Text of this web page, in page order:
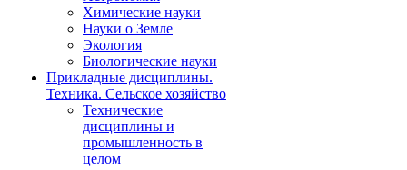
Химические науки
Науки о Земле
Экология
Биологические науки
Прикладные дисциплины.
Техника. Сельское хозяйство
Технические
дисциплины и
промышленность в
целом